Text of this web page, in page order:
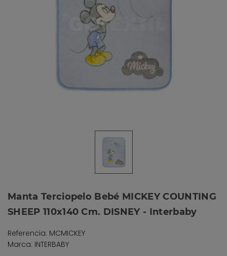
Manta Terciopelo Bebé MICKEY COUNTING
SHEEP 110x140 Cm. DISNEY - Interbaby
Referencia: MCMICKEY
Marca: INTERBABY